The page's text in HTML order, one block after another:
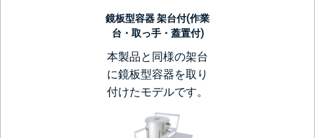
鏡板型容器 架台付(作業
台・取っ手・蓋置付)
本製品と同様の架台
に鏡板型容器を取り
付けたモデルです。